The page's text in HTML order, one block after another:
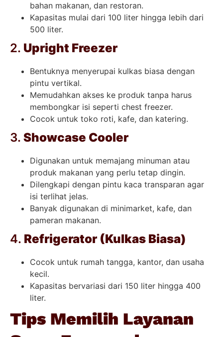
bahan makanan, dan restoran.
Kapasitas mulai dari 100 liter hingga lebih dari
500 liter.
2. Upright Freezer
Bentuknya menyerupai kulkas biasa dengan
pintu vertikal.
Memudahkan akses ke produk tanpa harus
membongkar isi seperti chest freezer.
Cocok untuk toko roti, kafe, dan katering.
3. Showcase Cooler
Digunakan untuk memajang minuman atau
produk makanan yang perlu tetap dingin.
Dilengkapi dengan pintu kaca transparan agar
isi terlihat jelas.
Banyak digunakan di minimarket, kafe, dan
pameran makanan.
4. Refrigerator (Kulkas Biasa)
Cocok untuk rumah tangga, kantor, dan usaha
kecil.
Kapasitas bervariasi dari 150 liter hingga 400
liter.
Tips Memilih Layanan